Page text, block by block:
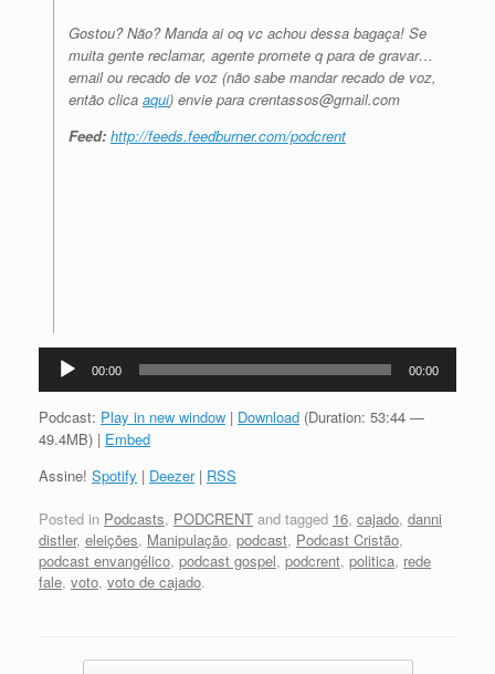
Gostou? Não? Manda ai oq vc achou dessa bagaça! Se
muita gente reclamar, agente promete q para de gravar…
email ou recado de voz (não sabe mandar recado de voz,
então clica aqui) envie para crentassos@gmail.com
Feed: http://feeds.feedburner.com/podcrent
Tocador
00:00 00:00
Podcast: Play in new window | Download (Duration: 53:44 —
49.4MB) | Embed
Assine! Spotify | Deezer| RSS
Posted in Podcasts, PODCRENT and tagged 16, cajado, danni
distler, eleições, Manipulação, podcast, Podcast Cristão,
podcast envangélico, podcast gospel, podcrent, politica, rede
fale, voto, voto de cajado.